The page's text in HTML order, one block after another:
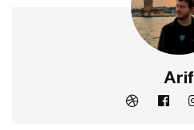
Arif